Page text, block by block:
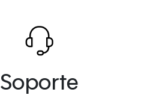
Soporte